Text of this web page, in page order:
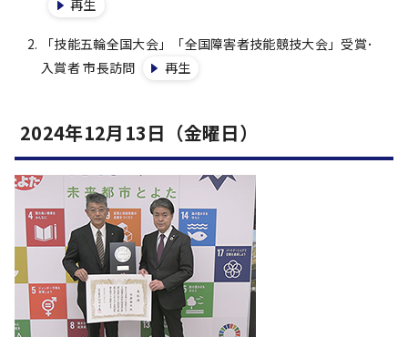
再生
「技能五輪全国大会」「全国障害者技能競技大会」受賞･
入賞者 市長訪問
再生
2024年12月13日（金曜日）